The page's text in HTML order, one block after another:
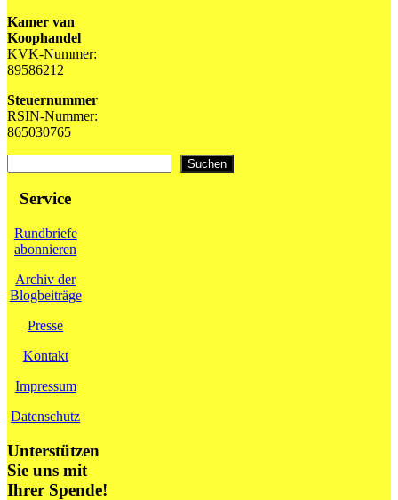
Kamer van
Koophandel
KVK-Nummer:
89586212
Steuernummer
RSIN-Nummer:
865030765
Suchen
Service
Rundbriefe
abonnieren
Archiv der
Blogbeiträge
Presse
Kontakt
Impressum
Datenschutz
Unterstützen
Sie uns mit
Ihrer Spende!